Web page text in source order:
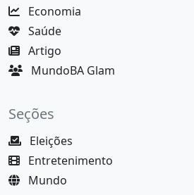
Economia
Saúde
Artigo
MundoBA Glam
Seções
Eleições
Entretenimento
Mundo